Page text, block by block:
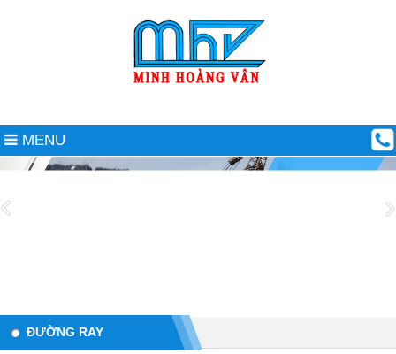
MENU
ĐƯỜNG RAY